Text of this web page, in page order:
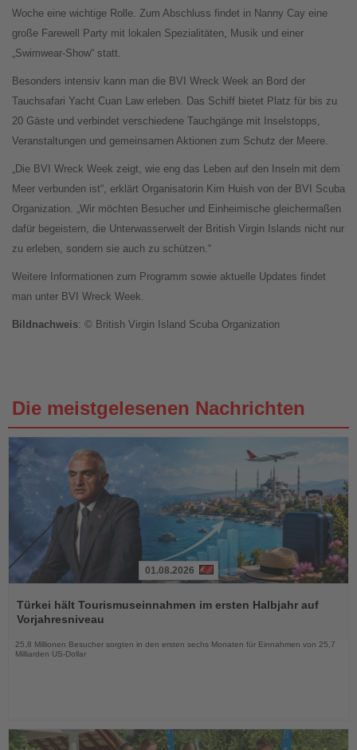
Woche eine wichtige Rolle. Zum Abschluss findet in Nanny Cay eine
große Farewell Party mit lokalen Spezialitäten, Musik und einer
„Swimwear-Show“ statt.
Besonders intensiv kann man die BVI Wreck Week an Bord der
Tauchsafari Yacht Cuan Law erleben. Das Schiff bietet Platz für bis zu
20 Gäste und verbindet verschiedene Tauchgänge mit Inselstopps,
Veranstaltungen und gemeinsamen Aktionen zum Schutz der Meere.
„Die BVI Wreck Week zeigt, wie eng das Leben auf den Inseln mit dem
Meer verbunden ist“, erklärt Organisatorin Kim Huish von der BVI Scuba
Organization. „Wir möchten Besucher und Einheimische gleichermaßen
dafür begeistern, die Unterwasserwelt der British Virgin Islands nicht nur
zu erleben, sondern sie auch zu schützen.“
Weitere Informationen zum Programm sowie aktuelle Updates findet
man unter BVI Wreck Week.
Bildnachweis: © British Virgin Island Scuba Organization
Die meistgelesenen Nachrichten
Sie
die
Nachrichten
01.08.2026
Türkei hält Tourismuseinnahmen im ersten Halbjahr auf
Vorjahresniveau
25,8 Millionen Besucher sorgten in den ersten sechs Monaten für Einnahmen von 25,7
Milliarden US-Dollar